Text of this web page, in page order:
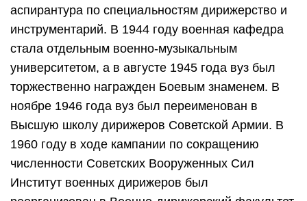
аспирантура по специальностям дирижерство и
инструментарий. В 1944 году военная кафедра
стала отдельным военно-музыкальным
университетом, а в августе 1945 года вуз был
торжественно награжден Боевым знаменем. В
ноябре 1946 года вуз был переименован в
Высшую школу дирижеров Советской Армии. В
1960 году в ходе кампании по сокращению
численности Советских Вооруженных Сил
Институт военных дирижеров был